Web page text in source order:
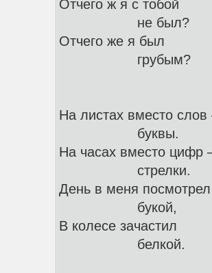
Отчего ж я с тобой
не был?
Отчего же я был
грубым?
На листах вместо слов
буквы.
На часах вместо цифр
стрелки.
День в меня посмотрел
букой,
В колесе зачастил
белкой.